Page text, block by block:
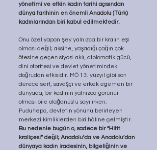
yönetimi ve etkin kadın tarihi açısından
dünya tarihinin en önemli Anadolu (Türk)
kadınlarından biri kabul edilmektedir.
Onu özel yapan şey yalnızca bir kralın eşi
olması değil; aksine, yaşadığı çağın çok
ötesine geçen siyasi aklı, diplomatik gücü,
dini otoritesi ve devlet yönetimindeki
doğrudan etkisidir. MÖ 13. yüzyıl gibi son
derece sert, savaşçı ve erkek egemen bir
dünyada, bir kadının yalnızca görünür
olması bile olağanüstü sayılırken;
Puduhepa, devletin yönünü belirleyen
merkezî kimliklerden biri hâline gelmiştir.
Bu nedenle bugün o, sadece bir “Hitit
kraliçesi” değil; Anadolu’da ve Anadolu’dan
dünyaya kadın iradesinin, bilgeliğinin ve